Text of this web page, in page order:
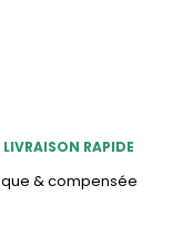
LIVRAISON RAPIDE
& compensée